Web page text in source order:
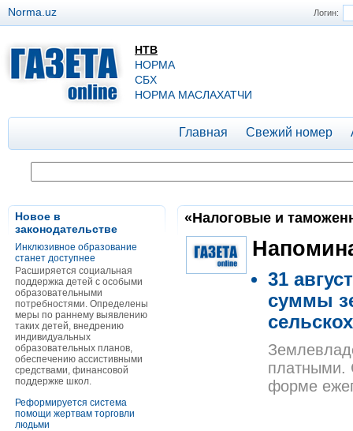
Логин:
Norma.uz
НТВ
НОРМА
СБХ
НОРМА МАСЛАХАТЧИ
Главная Свежий номер
Новое в
законодательстве
Инклюзивное образование
станет доступнее
Расширяется социальная
поддержка детей с особыми
образовательными
потребностями. Определены
меры по раннему выявлению
таких детей, внедрению
индивидуальных
образовательных планов,
обеспечению ассистивными
средствами, финансовой
поддержке школ.
Реформируется система
помощи жертвам торговли
людьми
«Налоговые и
31
суммы
платными.
форме